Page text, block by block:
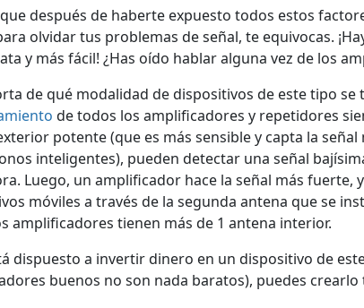
después de haberte expuesto todos estos
olvidar tus problemas de señal, te equivocas.
y más fácil! ¿Has oído hablar alguna vez de los
de qué modalidad de dispositivos de este tipo se
de todos los amplificadores y repetidores
potente (que es más sensible y capta la
inteligentes), pueden detectar una señal
Luego, un amplificador hace la señal más fuerte,
móviles a través de la segunda antena que se
amplificadores tienen más de 1 antena interior.
dispuesto a invertir dinero en un dispositivo de
buenos no son nada baratos), puedes crearlo